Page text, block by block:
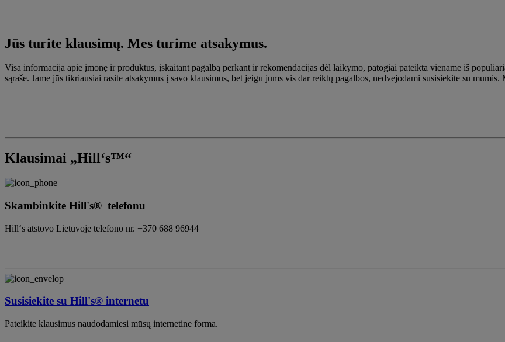
Jūs turite klausimų. Mes turime atsakymus.
Visa informacija apie įmonę ir produktus, įskaitant pagalbą perkant ir rekomendacijas dėl laikymo, patogiai pateikta viename iš
sąraše. Jame jūs tikriausiai rasite atsakymus į savo klausimus, bet jeigu jums vis dar reiktų pagalbos, nedvejodami susisiekite su mumis.
Klausimai „Hill‘s™“
Skambinkite Hill's® telefonu
Hill‘s atstovo Lietuvoje telefono nr. +370 688 96944
Susisiekite su Hill's® internetu
Pateikite klausimus naudodamiesi mūsų internetine forma.